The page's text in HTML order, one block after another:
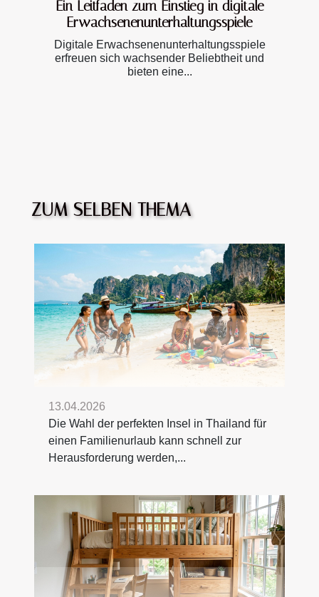
Ein Leitfaden zum Einstieg in digitale
Erwachsenenunterhaltungsspiele
Digitale Erwachsenenunterhaltungsspiele
erfreuen sich wachsender Beliebtheit und
bieten eine...
ZUM SELBEN THEMA
13.04.2026
Die Wahl der perfekten Insel in Thailand für
einen Familienurlaub kann schnell zur
Herausforderung werden,...